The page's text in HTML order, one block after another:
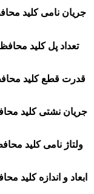
جریان نامی کلید
تعداد پل کلید
قدرت قطع کلید
جریان نشتی کلید
ولتاژ نامی کلید
ابعاد و اندازه کلید